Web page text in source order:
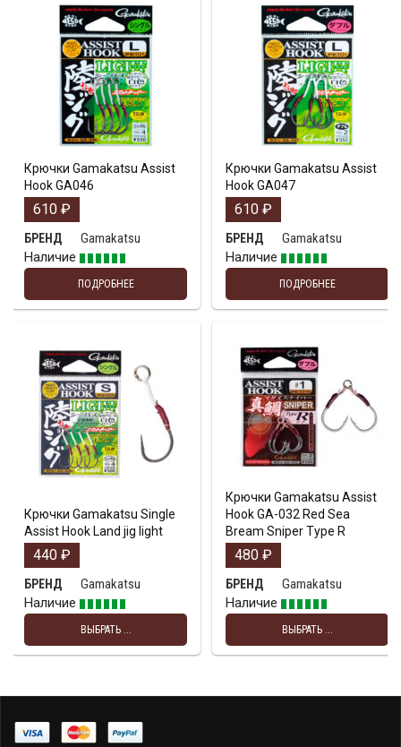
Крючки Gamakatsu Assist
Hook GA046
610 ₽
БРЕНД
Gamakatsu
Наличие
ПОДРОБНЕЕ
Крючки Gamakatsu Assist
Hook GA047
610 ₽
БРЕНД
Gamakatsu
Наличие
ПОДРОБНЕЕ
Крючки Gamakatsu Single
Assist Hook Land jig light
440 ₽
БРЕНД
Gamakatsu
Наличие
ВЫБРАТЬ ...
Крючки Gamakatsu Assist
Hook GA-032 Red Sea
Bream Sniper Type R
480 ₽
БРЕНД
Gamakatsu
Наличие
ВЫБРАТЬ ...